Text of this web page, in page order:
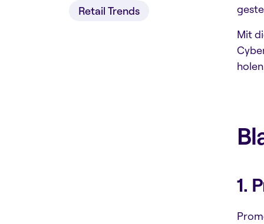
Retail Trends
Mit
1.